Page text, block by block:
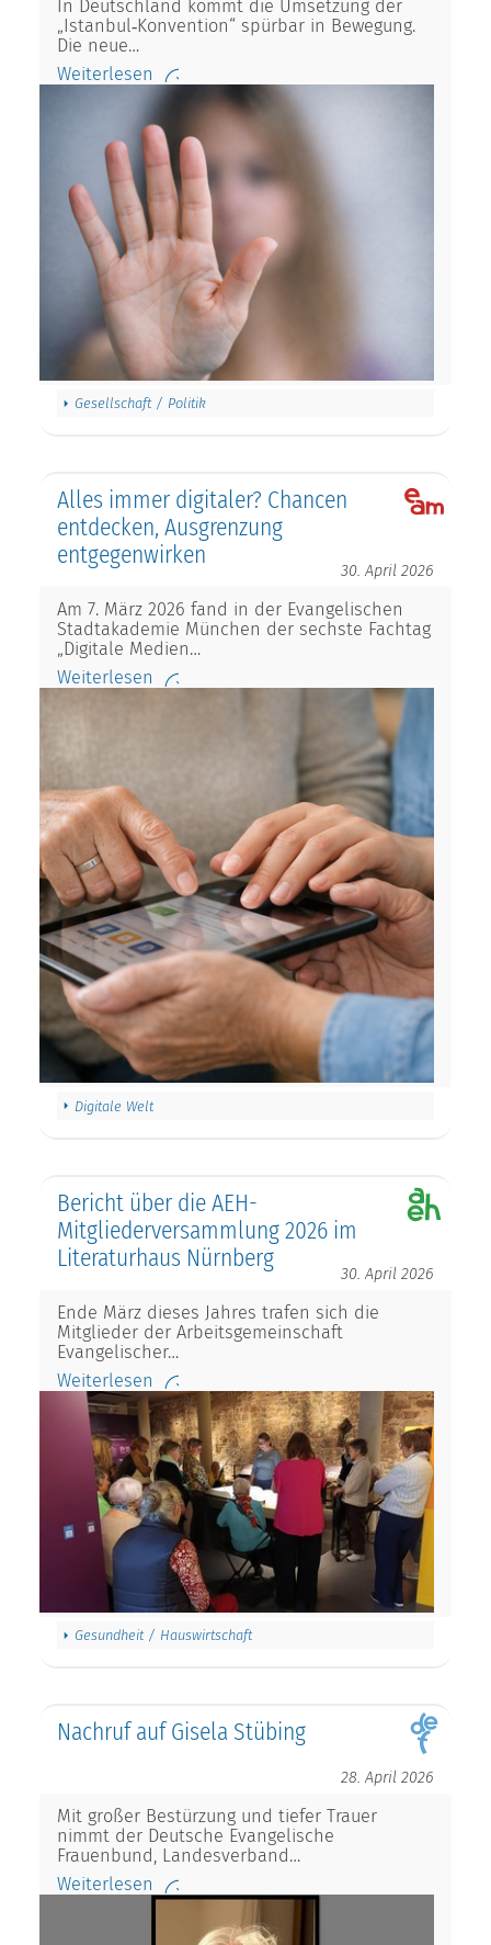
In Deutschland kommt die Umsetzung der
„Istanbul‑Konvention“ spürbar in Bewegung.
Die neue…
Weiterlesen
Gesellschaft / Politik
Alles immer digitaler? Chancen
entdecken, Ausgrenzung
entgegenwirken
30. April 2026
Am 7. März 2026 fand in der Evangelischen
Stadtakademie München der sechste Fachtag
„Digitale Medien…
Weiterlesen
Digitale Welt
Bericht über die AEH-
Mitgliederversammlung 2026 im
Literaturhaus Nürnberg
30. April 2026
Ende März dieses Jahres trafen sich die
Mitglieder der Arbeitsgemeinschaft
Evangelischer…
Weiterlesen
Gesundheit / Hauswirtschaft
Nachruf auf Gisela Stübing
28. April 2026
Mit großer Bestürzung und tiefer Trauer
nimmt der Deutsche Evangelische
Frauenbund, Landesverband…
Weiterlesen